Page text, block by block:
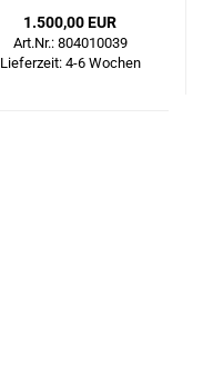
1.500,00 EUR
Art.Nr.: 804010039
Lieferzeit: 4-6 Wochen